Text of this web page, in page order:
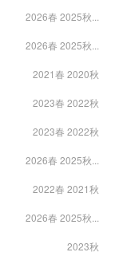
2026春 2025秋...
2026春 2025秋...
2021春 2020秋
2023春 2022秋
2023春 2022秋
2026春 2025秋...
2022春 2021秋
2026春 2025秋...
2023秋